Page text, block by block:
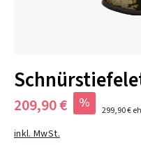
209,90 € % 299,90 €
inkl. MwSt.